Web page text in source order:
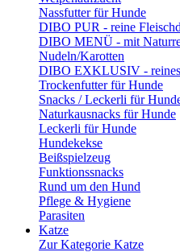
Nassfutter für Hunde
DIBO PUR - reine
DIBO MENÜ - mit
Nudeln/Karotten
DIBO EXKLUSIV -
Trockenfutter für Hunde
Snacks / Leckerli für
Naturkausnacks für Hunde
Leckerli für Hunde
Hundekekse
Beißspielzeug
Funktionssnacks
Rund um den Hund
Pflege & Hygiene
Parasiten
Katze
Zur Kategorie Katze